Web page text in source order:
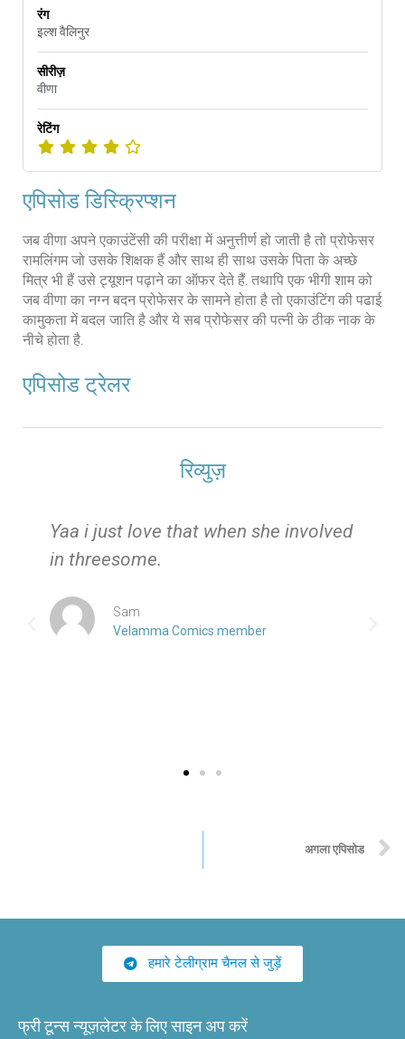
रंग
इल्श वैलिनुर
सीरीज़
वीणा
रेटिंग
एपिसोड डिस्क्रिप्शन
जब वीणा अपने एकाउंटेंसी की परीक्षा में अनुत्तीर्ण हो जाती है तो प्रोफेसर
रामलिंगम जो उसके शिक्षक हैं और साथ ही साथ उसके पिता के अच्छे
मित्र भी हैं उसे ट्यूशन पढ़ाने का ऑफर देते हैं. तथापि एक भीगी शाम को
जब वीणा का नग्न बदन प्रोफेसर के सामने होता है तो एकाउंटिंग की पढाई
कामुकता में बदल जाति है और ये सब प्रोफेसर की पत्नी के ठीक नाक के
नीचे होता है.
एपिसोड ट्रेलर
रिव्युज़
Yaa i just love that when she involved
in threesome.
Sam
Velamma Comics member
अगला एपिसोड
हमारे टेलीग्राम चैनल से जुड़ें
फ्री टून्स न्यूज़लेटर के लिए साइन अप करें